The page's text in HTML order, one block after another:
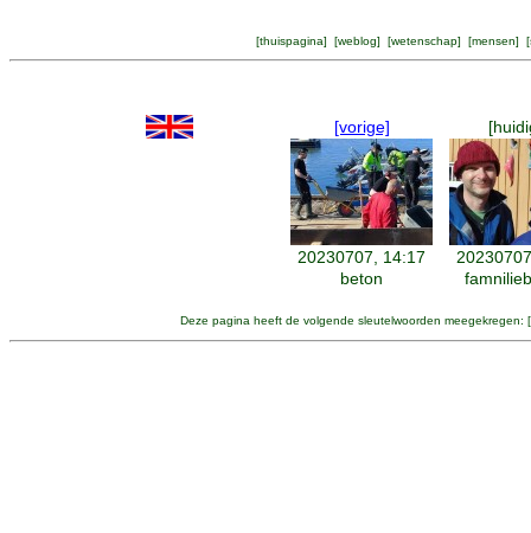
[thuispagina] [weblog] [wetenschap] [mensen] [
[vorige]
20230707, 14:17
beton
Deze pagina heeft de volgende sleutelwoorden meegekregen: [